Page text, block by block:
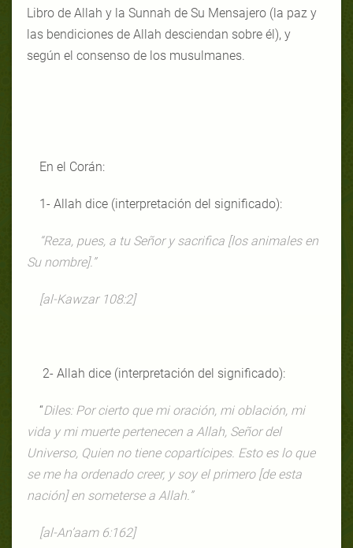
Libro de Allah y la Sunnah de Su Mensajero (la paz y
las bendiciones de Allah desciendan sobre él), y
según el consenso de los musulmanes.
En el Corán:
1- Allah dice (interpretación del significado):
“Reza, pues, a tu Señor y sacrifica [los animales en
Su nombre].”
[al-Kawzar 108:2]
2- Allah dice (interpretación del significado):
“Diles: Por cierto que mi oración, mi oblación, mi
vida y mi muerte pertenecen a Allah, Señor del
Universo, Quien no tiene copartícipes. Esto es lo que
se me ha ordenado creer, y soy el primero [de esta
nación] en someterse a Allah.”
[al-An’aam 6:162]